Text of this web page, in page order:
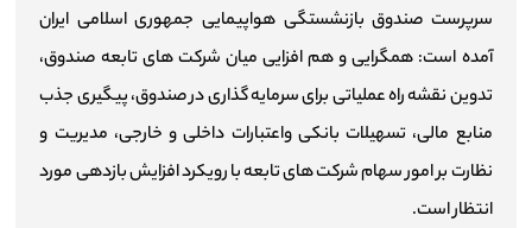
سرپرست صندوق بازنشستگی هواپیمایی جمهوری اسلامی ایران
آمده است: همگرایی و هم افزایی میان شرکت های تابعه صندوق،
تدوین نقشه راه عملیاتی برای سرمایه گذاری در صندوق، پیگیری جذب
منابع مالی، تسهیلات بانکی و‌اعتبارات داخلی و خارجی، مدیریت و
نظارت بر امور سهام شرکت های تابعه با رویکرد افزایش بازدهی مورد
انتظار است.